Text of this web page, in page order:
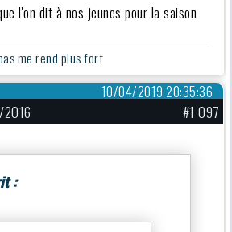
l'on dit à nos jeunes pour la saison
me rend plus fort
10/04/2019 20:35:36
#1 097
: